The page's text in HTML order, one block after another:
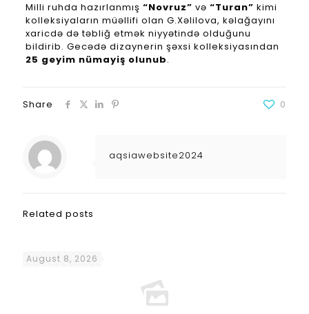
Milli ruhda hazırlanmış “Novruz” və “Turan” kimi
kolleksiyaların müəllifi olan G.Xəlilova, kəlağayını
xaricdə də təbliğ etmək niyyətində olduğunu
bildirib. Gecədə dizaynerin şəxsi kolleksiyasından
25 geyim nümayiş olunub.
Share 0
aqsiawebsite2024
Related posts
August 8, 2026